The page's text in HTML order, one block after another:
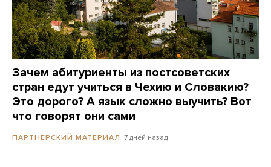
Зачем абитуриенты из постсоветских
стран едут учиться в Чехию и Словакию?
Это дорого? А язык сложно выучить? Вот
что говорят они сами
ПАРТНЕРСКИЙ МАТЕРИАЛ 7 дней назад